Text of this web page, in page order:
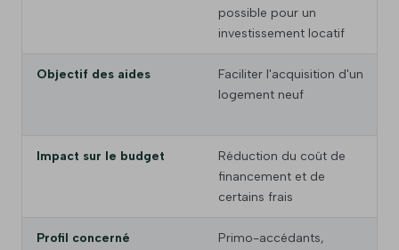
possible pour un
investissement locatif
Objectif des aides
Faciliter l'acquisition d'un
logement neuf
Impact sur le budget
Réduction du coût de
financement et de
certains frais
Profil concerné
Primo-accédants,